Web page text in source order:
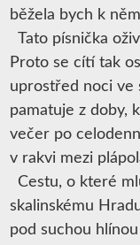
běžela bych k
Tato písnička
Proto se cítí tak
uprostřed noci ve
pamatuje z doby,
večer po
v rakvi mezi
Cestu, o které
skalinskému
pod suchou